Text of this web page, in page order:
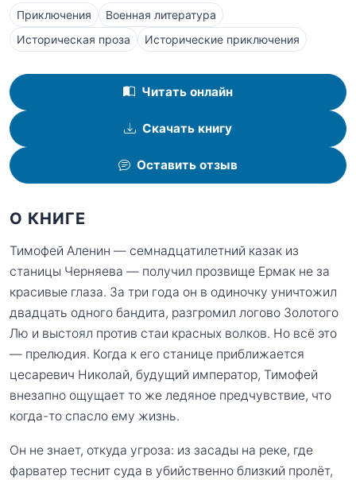
Приключения
Военная литература
Историческая проза
Исторические приключения
Читать онлайн
Скачать книгу
Оставить отзыв
О КНИГЕ
Тимофей Аленин — семнадцатилетний казак из
станицы Черняева — получил прозвище Ермак не за
красивые глаза. За три года он в одиночку уничтожил
двадцать одного бандита, разгромил логово Золотого
Лю и выстоял против стаи красных волков. Но всё это
— прелюдия. Когда к его станице приближается
цесаревич Николай, будущий император, Тимофей
внезапно ощущает то же ледяное предчувствие, что
когда-то спасло ему жизнь.
Он не знает, откуда угроза: из засады на реке, где
фарватер теснит суда в убийственно близкий пролёт,